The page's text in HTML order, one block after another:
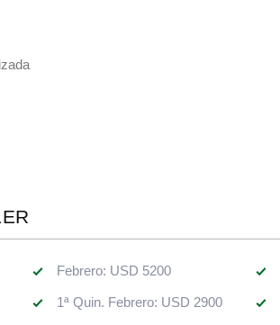
Febrero: USD 5200
1ª Quin. Febrero: USD 2900